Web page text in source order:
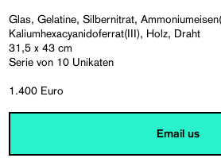
Glas, Gelatine, Silbernitrat,
Kaliumhexacyanidoferrat(III), Holz, Draht
31,5 x 43 cm
Serie von 10 Unikaten
1.400 Euro
Email us